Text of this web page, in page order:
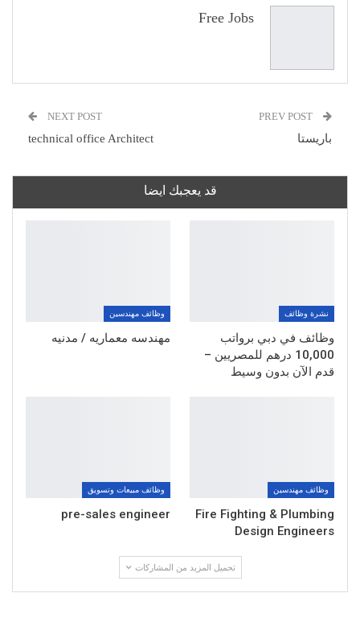
البريد الإلكتروني
Free Jobs
باريستا
NEXT POST
technical office Architect
قد يعجبك ايضا
نشرة وظائف
وظائف في دبي برواتب
10,000 درهم للمصريين –
قدم الآن بدون وسيط
وظائف مهندسين
مهندسه معماريه / مدنيه
وظائف مهندسين
Fire Fighting & Plumbing
Design Engineers
وظائف مبيعات وتسويق
pre-sales engineer
تحميل المزيد من المشاركات